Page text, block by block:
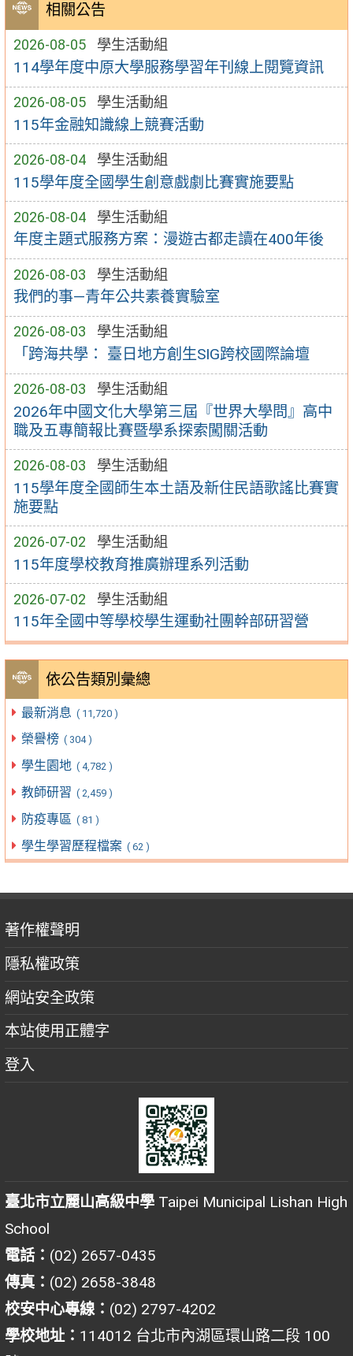
相關公告
2026-08-05 學生活動組
114學年度中原大學服務學習年刊線上閱覽資訊
2026-08-05 學生活動組
115年金融知識線上競賽活動
2026-08-04 學生活動組
115學年度全國學生創意戲劇比賽實施要點
2026-08-04 學生活動組
年度主題式服務方案：漫遊古都走讀在400年後
2026-08-03 學生活動組
我們的事—青年公共素養實驗室
2026-08-03 學生活動組
「跨海共學： 臺日地方創生SIG跨校國際論壇
2026-08-03 學生活動組
2026年中國文化大學第三屆『世界大學問』高中
職及五專簡報比賽暨學系探索闖關活動
2026-08-03 學生活動組
115學年度全國師生本土語及新住民語歌謠比賽實
施要點
2026-07-02 學生活動組
115年度學校教育推廣辦理系列活動
2026-07-02 學生活動組
115年全國中等學校學生運動社團幹部研習營
依公告類別彙總
最新消息 ( 11,720 )
榮譽榜 ( 304 )
學生園地 ( 4,782 )
教師研習 ( 2,459 )
防疫專區 ( 81 )
學生學習歷程檔案 ( 62 )
著作權聲明
隱私權政策
網站安全政策
本站使用正體字
登入
臺北市立麗山高級中學 Taipei Municipal Lishan High
School
電話： (02) 2657-0435
傳真： (02) 2658-3848
校安中心專線： (02) 2797-4202
學校地址： 114012 台北市內湖區環山路二段 100